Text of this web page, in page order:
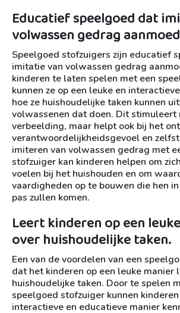
Educatief speelgoed dat
volwassen gedrag
Speelgoed stofzuigers zijn educatief
imitatie van volwassen gedrag
kinderen te laten spelen met een
kunnen ze op een leuke en
hoe ze huishoudelijke taken kunnen
volwassenen dat doen. Dit stimuleert
verbeelding, maar helpt ook bij het
verantwoordelijkheidsgevoel en
imiteren van volwassen gedrag met
stofzuiger kan kinderen helpen om
voelen bij het huishouden en om
vaardigheden op te bouwen die hen
pas zullen komen.
Leert kinderen op een
over huishoudelijke taken.
Een van de voordelen van een
dat het kinderen op een leuke manier
huishoudelijke taken. Door te spelen
speelgoed stofzuiger kunnen kinderen
interactieve en educatieve manier